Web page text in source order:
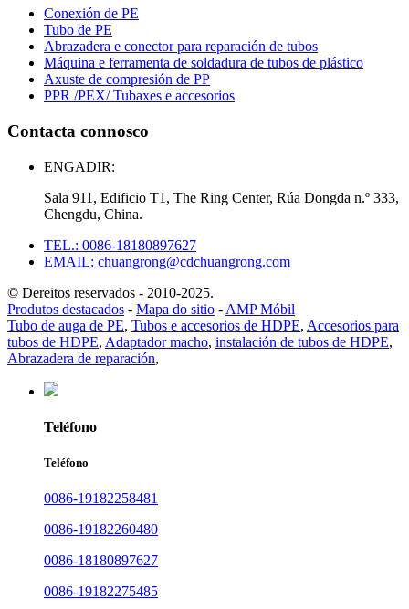
Conexión de PE
Tubo de PE
Abrazadera e conector para reparación de tubos
Máquina e ferramenta de soldadura de tubos de plástico
Axuste de compresión de PP
PPR /PEX/ Tubaxes e accesorios
Contacta connosco
ENGADIR:
Sala 911, Edificio T1, The Ring Center, Rúa Dongda n.º 333,
Chengdu, China.
TEL.: 0086-18180897627
EMAIL: chuangrong@cdchuangrong.com
© Dereitos reservados - 2010-2025.
Produtos destacados - Mapa do sitio - AMP Móbil
Tubo de auga de PE, Tubos e accesorios de HDPE, Accesorios para
tubos de HDPE, Adaptador macho, instalación de tubos de HDPE,
Abrazadera de reparación,
Teléfono
Teléfono
0086-19182258481
0086-19182260480
0086-18180897627
0086-19182275485